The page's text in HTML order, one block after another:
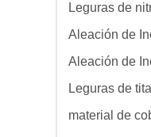
Leguras de
Aleación de
Aleación de
Leguras de
material de